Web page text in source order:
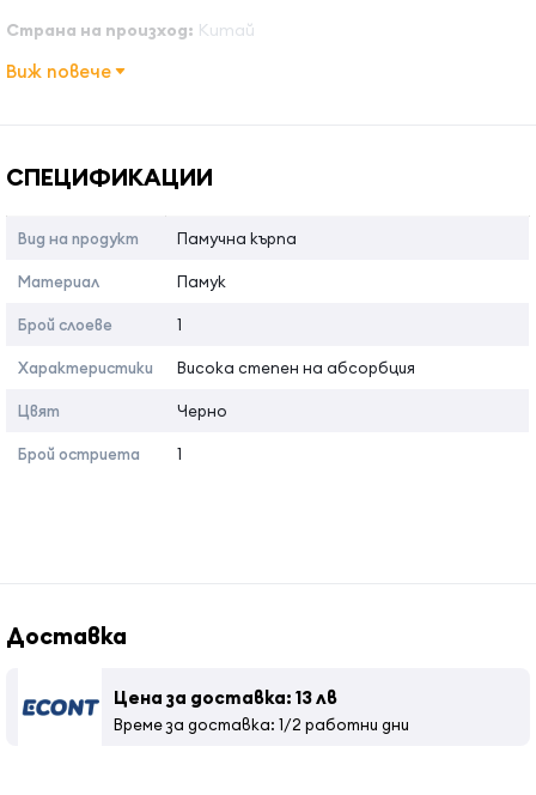
Страна на произход: Китай
Виж повече
СПЕЦИФИКАЦИИ
Вид на продукт Памучна кърпа
Материал Памук
Брой слоеве 1
Характеристики Висока степен на абсорбция
Цвят Черно
Брой остриета 1
Доставка
Цена за доставка: 13 лв
Време за доставка: 1/2 работни дни